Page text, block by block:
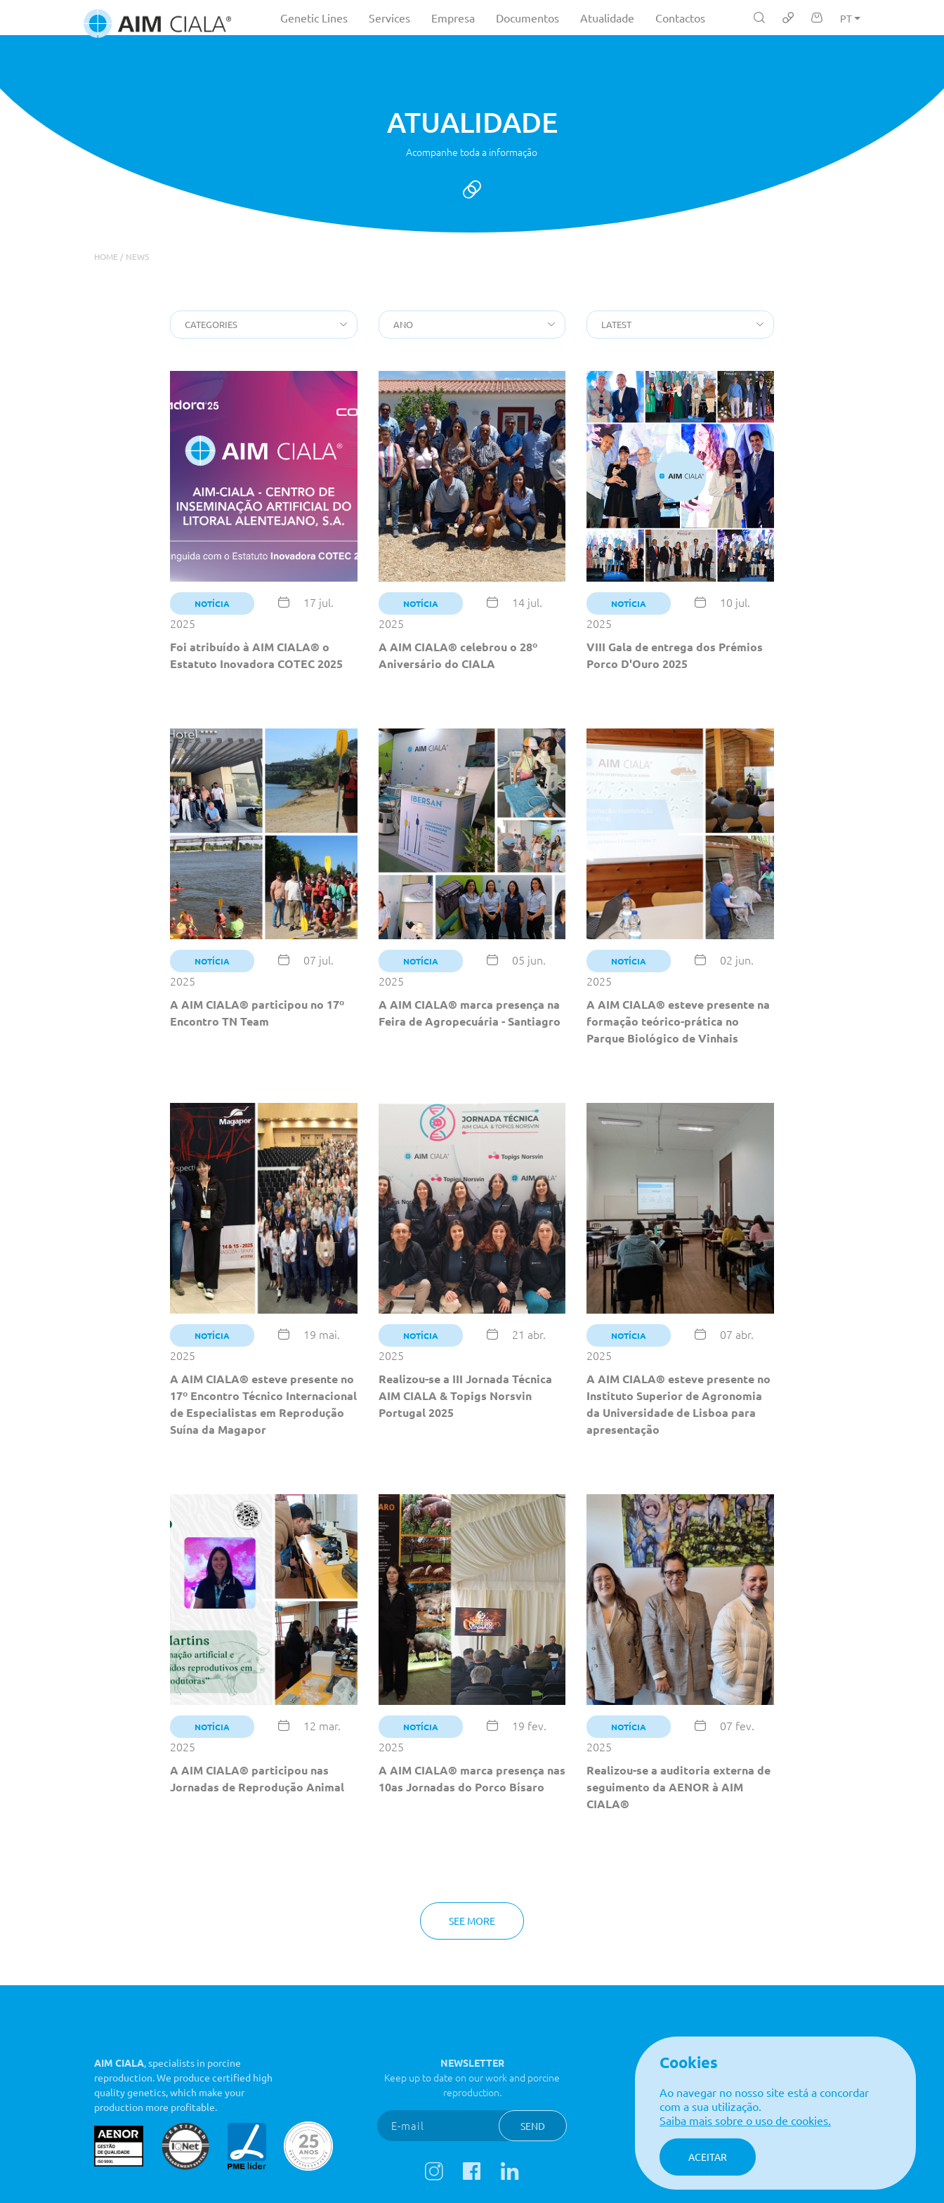
Genetic Lines Services Empresa Documentos Atualidade Contactos PT
ATUALIDADE
Acompanhe toda a informação
HOME / NEWS
NOTÍCIA
17 jul.
2025
Foi atribuído à AIM CIALA® o
Estatuto Inovadora COTEC 2025
NOTÍCIA
14 jul.
2025
A AIM CIALA® celebrou o 28º
Aniversário do CIALA
NOTÍCIA
10 jul.
2025
VIII Gala de entrega dos Prémios
Porco D'Ouro 2025
NOTÍCIA
07 jul.
2025
A AIM CIALA® participou no 17º
Encontro TN Team
NOTÍCIA
05 jun.
2025
A AIM CIALA® marca presença na
Feira de Agropecuária - Santiagro
NOTÍCIA
02 jun.
2025
A AIM CIALA® esteve presente na
formação teórico-prática no
Parque Biológico de Vinhais
NOTÍCIA
19 mai.
2025
A AIM CIALA® esteve presente no
17º Encontro Técnico Internacional
de Especialistas em Reprodução
Suína da Magapor
NOTÍCIA
21 abr.
2025
Realizou-se a III Jornada Técnica
AIM CIALA & Topigs Norsvin
Portugal 2025
NOTÍCIA
07 abr.
2025
A AIM CIALA® esteve presente no
Instituto Superior de Agronomia
da Universidade de Lisboa para
apresentação
NOTÍCIA
12 mar.
2025
A AIM CIALA® participou nas
Jornadas de Reprodução Animal
NOTÍCIA
19 fev.
2025
A AIM CIALA® marca presença nas
10as Jornadas do Porco Bísaro
NOTÍCIA
07 fev.
2025
Realizou-se a auditoria externa de
seguimento da AENOR à AIM
CIALA®
SEE MORE
AIM CIALA, specialists in porcine
reproduction. We produce certified high
quality genetics, which make your
production more profitable.
NEWSLETTER
Keep up to date on our work and porcine
reproduction.
SEND
LINKS ÚTEIS
Contactos
Política de Privacidade
Livro de Reclamações
Cookies
Ao navegar no nosso site está a concordar
com a sua utilização.
Saiba mais sobre o uso de cookies.
ACEITAR